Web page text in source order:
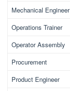
Mechanical Engineer
Operations Trainer
Operator Assembly
Procurement
Product Engineer